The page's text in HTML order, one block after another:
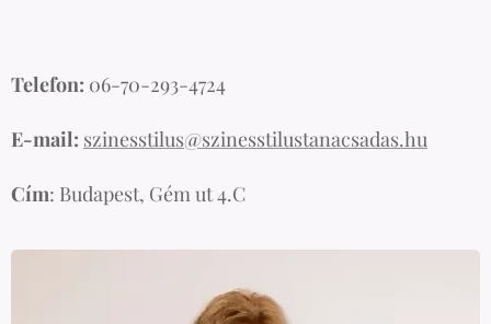
Telefon: 06-70-293-4724
E-mail: szinesstilus@szinesstilustanacsadas.hu
Cím: Budapest, Gém ut 4.C